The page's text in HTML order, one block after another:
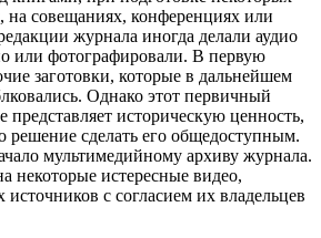
совещаниях, конференциях или
журнала иногда делали аудио
или фотографировали. В первую
заготовки, которые в дальнейшем
Однако этот первичный
представляет историческую ценность,
решение сделать его общедоступным.
мультимедийному архиву журнала.
некоторые истересные видео,
с согласием их владельцев